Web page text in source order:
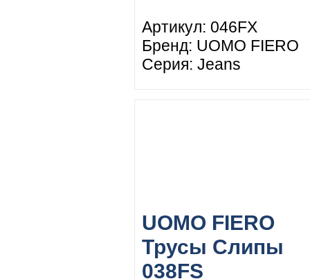
Артикул: 046FX
Бренд: UOMO FIERO
Серия: Jeans
UOMO FIERO
Трусы Слипы
038FS